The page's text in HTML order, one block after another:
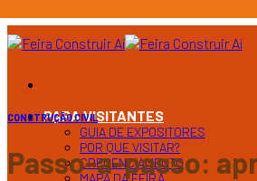
Ir
para
conteúdo
PARA VISITANTES
GUIA DE EXPOSITORES
POR QUE VISITAR?
CREDENCIAMENTO
MAPA DA FEIRA
CONSTRUÇÃO CIVIL
Passo-a-passo: